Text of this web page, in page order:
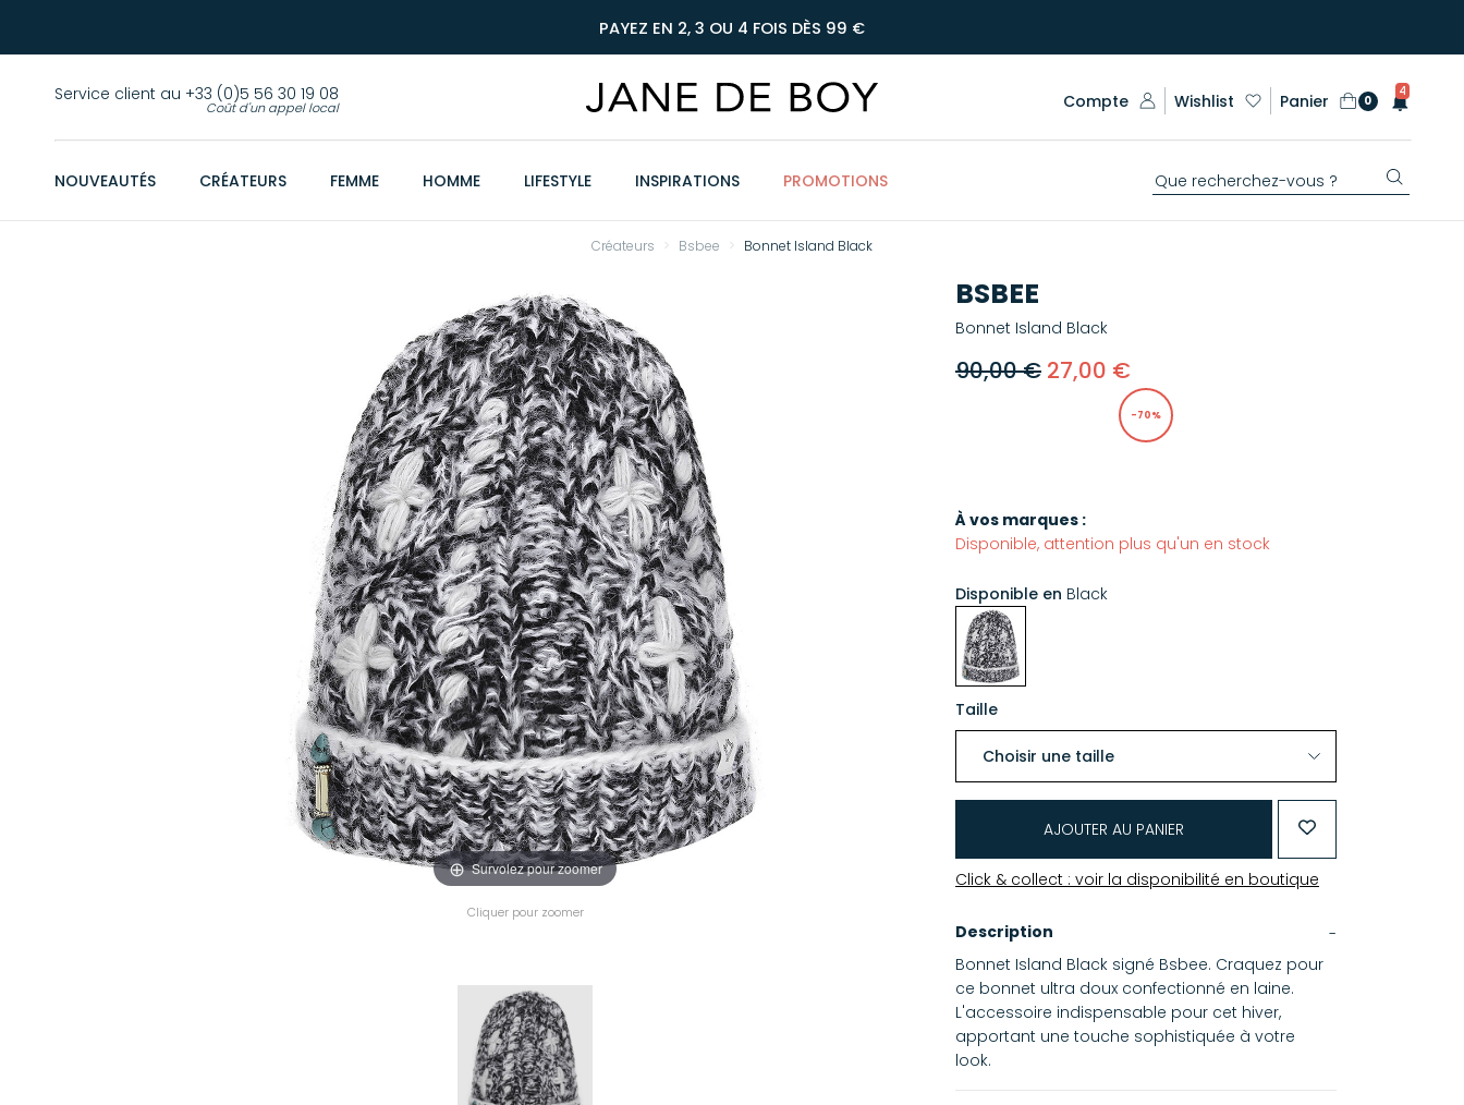
PAYEZ EN 2, 3 OU 4 FOIS DÈS 99 €
Service client au +33 (0)5 56 30 19 08
Coût d'un appel local Compte Wishlist Panier 0
4
NOUVEAUTÉS CRÉATEURS FEMME HOMME LIFESTYLE INSPIRATIONS PROMOTIONS
Créateurs Bsbee Bonnet Island Black
Survolez pour zoomer
Cliquer pour zoomer
BSBEE
Bonnet Island Black
90,00 € 27,00 €
-70%
À vos marques :
Disponible, attention plus qu'un en stock
Disponible en Black
Taille
AJOUTER AU PANIER
Click & collect : voir la disponibilité en boutique
Description
Bonnet Island Black signé Bsbee. Craquez pour
ce bonnet ultra doux confectionné en laine.
L'accessoire indispensable pour cet hiver,
apportant une touche sophistiquée à votre
look.